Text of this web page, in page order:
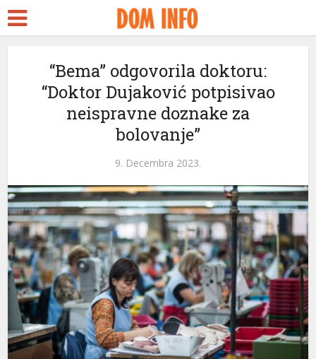
Escort
ifşa
panel
panel
“Bema” odgovorila doktoru:
“Doktor Dujaković potpisivao
neispravne doznake za
bolovanje”
9. Decembra 2023.